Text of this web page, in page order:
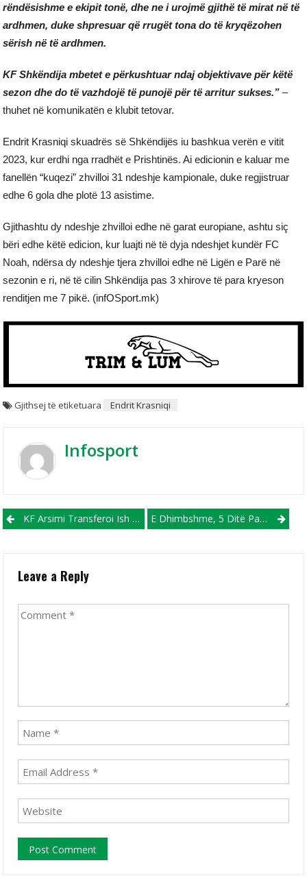
rëndësishme e ekipit tonë, dhe ne i urojmë gjithë të mirat në të
ardhmen, duke shpresuar që rrugët tona do të kryqëzohen
sërish në të ardhmen.
KF Shkëndija mbetet e përkushtuar ndaj objektivave për këtë
sezon dhe do të vazhdojë të punojë për të arritur sukses.” –
thuhet në komunikatën e klubit tetovar.
Endrit Krasniqi skuadrës së Shkëndijës iu bashkua verën e vitit
2023, kur erdhi nga rradhët e Prishtinës. Ai edicionin e kaluar me
fanellën “kuqezi” zhvilloi 31 ndeshje kampionale, duke regjistruar
edhe 6 gola dhe plotë 13 asistime.
Gjithashtu dy ndeshje zhvilloi edhe në garat europiane, ashtu siç
bëri edhe këtë edicion, kur luajti në të dyja ndeshjet kundër FC
Noah, ndërsa dy ndeshje tjera zhvilloi edhe në Ligën e Parë në
sezonin e ri, në të cilin Shkëndija pas 3 xhirove të para kryeson
renditjen me 7 pikë. (infOSport.mk)
Gjithsej të etiketuara Endrit Krasniqi
Infosport
Post navigation
KF Arsimi Transferoi Ish Sulmuesin E Vardarit E Dhimbshme, 5 Ditë Pasi Kishte Pësuar Sulm Kardiak Në Fushë, Ndërron Jetë Futbollisti 27-Vjeçar I Nacional (VIDEO)
Leave a Reply